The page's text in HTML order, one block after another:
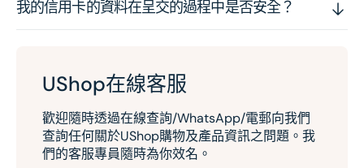
我的信用卡的資料在呈交的過程中是否安全？
UShop在線客服
歡迎隨時透過在線查詢/WhatsApp/電郵向我們
查詢任何關於UShop購物及產品資訊之問題。我
們的客服專員隨時為你效名。